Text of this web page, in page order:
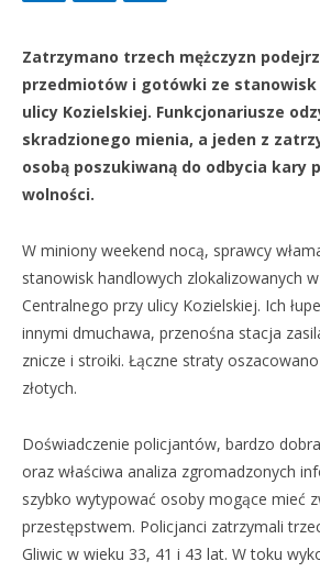
Zatrzymano trzech mężczyzn
przedmiotów i gotówki ze stanowisk
ulicy Kozielskiej. Funkcjonariusze
skradzionego mienia, a jeden z
osobą poszukiwaną do odbycia kary
wolności.
W miniony weekend nocą, sprawcy
stanowisk handlowych zlokalizowanych
Centralnego przy ulicy Kozielskiej. Ich
innymi dmuchawa, przenośna stacja
znicze i stroiki. Łączne straty
złotych.
Doświadczenie policjantów, bardzo
oraz właściwa analiza zgromadzonych
szybko wytypować osoby mogące mieć
przestępstwem. Policjanci zatrzymali
Gliwic w wieku 33, 41 i 43 lat. W toku